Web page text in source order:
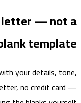
letter — not a
template
your details, tone,
no credit card —